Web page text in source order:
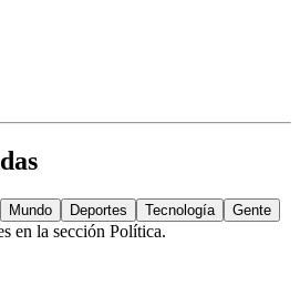
Mundo Deportes Tecnología Gente
en la sección Política.